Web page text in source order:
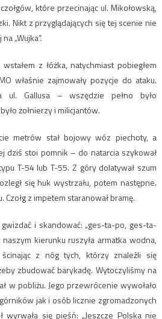
które przecinając ul. Mikołowską,
Nikt z przyglądających się tej scenie nie
„Wujka”.
z łóżka, natychmiast pobiegłem
właśnie zajmowały pozycje do ataku.
ul. Gallusa – wszędzie pełno było
żołnierzy i milicjantów.
metrów stał bojowy wóz piechoty, a
dziś stoi pomnik – do natarcia szykował
T-54 lub T-55. Z góry dolatywał szum
się huk wystrzału, potem następne.
Czołg z impetem staranował bramę.
gwizdać i skandować: „ges-ta-po, ges-ta-
kierunku ruszyła armatka wodna,
z nóg tych, którzy znaleźli się
zbudować barykadę. Wytoczyliśmy na
w pobliżu. Jego przewrócenie wywołało
jak i osób licznie zgromadzonych
wyrwała się pieśń: „Jeszcze Polska nie